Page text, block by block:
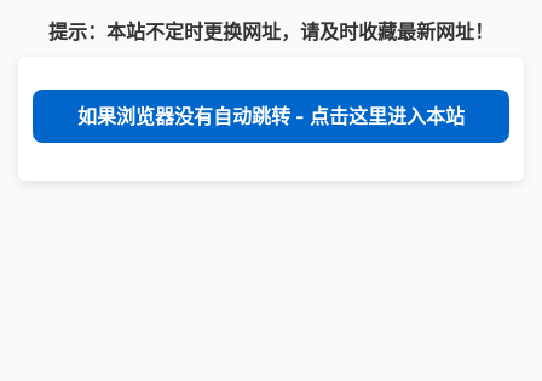
提示：本站不定时更换网址，请及时收藏最新网址！
如果浏览器没有自动跳转 - 点击这里进入本站